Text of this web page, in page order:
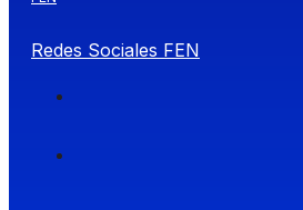
Redes Sociales FEN